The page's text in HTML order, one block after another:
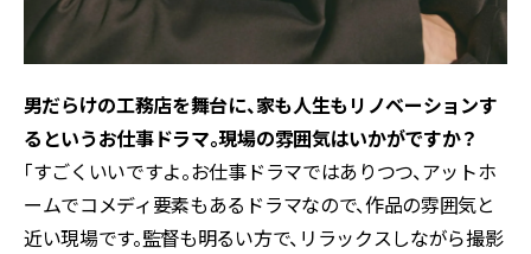
――男だらけの工務店を舞台に、家も人生もリノベーションす
るというお仕事ドラマ。現場の雰囲気はいかがですか？
「すごくいいですよ。お仕事ドラマではありつつ、アットホ
ームでコメディ要素もあるドラマなので、作品の雰囲気と
近い現場です。監督も明るい方で、リラックスしながら撮影